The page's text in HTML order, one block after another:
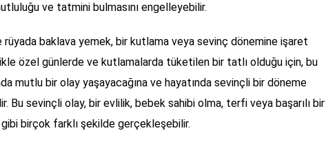
ve tatmini bulmasını engelleyebilir.
rüyada baklava yemek, bir kutlama veya sevinç dönemine işaret
özel günlerde ve kutlamalarda tüketilen bir tatlı olduğu için, bu
mutlu bir olay yaşayacağına ve hayatında sevinçli bir döneme
Bu sevinçli olay, bir evlilik, bebek sahibi olma, terfi veya başarılı bir
birçok farklı şekilde gerçekleşebilir.